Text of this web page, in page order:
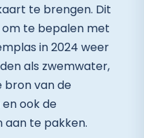
te brengen. Dit
te bepalen met
in 2024 weer
als zwemwater,
bron van de
ook de
aan te pakken.